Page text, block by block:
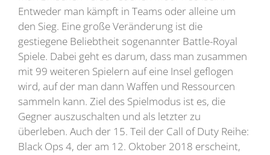
Entweder man kämpft in Teams oder alleine um
den Sieg. Eine große Veränderung ist die
gestiegene Beliebtheit sogenannter Battle-Royal
Spiele. Dabei geht es darum, dass man zusammen
mit 99 weiteren Spielern auf eine Insel geflogen
wird, auf der man dann Waffen und Ressourcen
sammeln kann. Ziel des Spielmodus ist es, die
Gegner auszuschalten und als letzter zu
überleben. Auch der 15. Teil der Call of Duty Reihe:
Black Ops 4, der am 12. Oktober 2018 erscheint,